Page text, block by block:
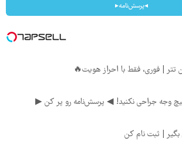
◂پرسش‌نامه▸
هیچ وجه جراحی نکنید! ◀ پرسش‌نامه رو پر کن ▶